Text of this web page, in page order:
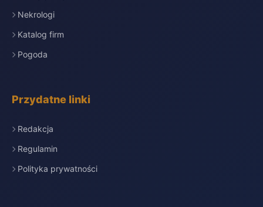
Nekrologi
Katalog firm
Pogoda
Przydatne linki
Redakcja
Regulamin
Polityka prywatności